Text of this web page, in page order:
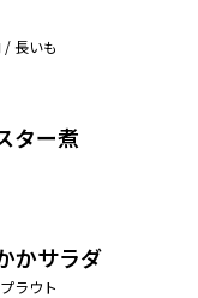
/ 長いも
ター煮
かサラダ
ラウト